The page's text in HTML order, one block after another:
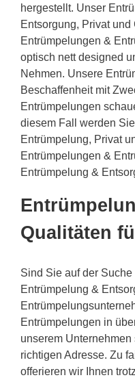
hergestellt. Unser
Entsorgung, Privat
Entrümpelungen &
optisch nett designed
Nehmen. Unsere
Beschaffenheit mit
Entrümpelungen
diesem Fall werden
Entrümpelung, Privat
Entrümpelungen &
Entrümpelung &
Qualitäten
Sind Sie auf der
Entrümpelung &
Entrümpelungen in
unserem
richtigen Adresse. Zu
offerieren wir Ihnen